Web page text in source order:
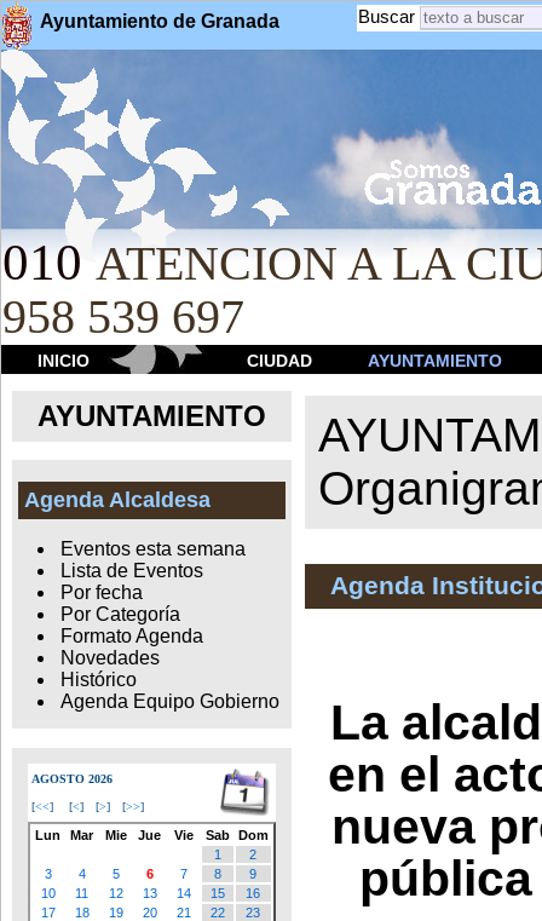
Ayuntamiento de Granada Buscar
010 ATENCION A LA
958 539 697
INICIO CIUDAD AYUNTAMIENTO
AYUNTAMIENTO
Agenda Alcaldesa
Eventos esta semana
Lista de Eventos
Por fecha
Por Categoría
Formato Agenda
Novedades
Histórico
Agenda Equipo Gobierno
AGOSTO 2026
[<<] [<] [>] [>>]
Lun Mar Mie Jue Vie Sab
Dom
1
2
3
4 5 6 7 8
9
10
11 12 13 14 15
16
17
18 19 20 21 22
23
Agenda
La
en el
nueva